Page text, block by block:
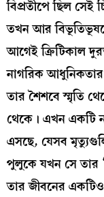
বিপ্রতীপে ছিল
তখন আর
আগেই ক্রিটিকাল
নাগরিক আধুনিকতার
তার শৈশবে স্মৃতি
থেকে। এখন একটি
এসছে, যেসব
পুলুকে যখন সে তার
তার জীবনের একটিও